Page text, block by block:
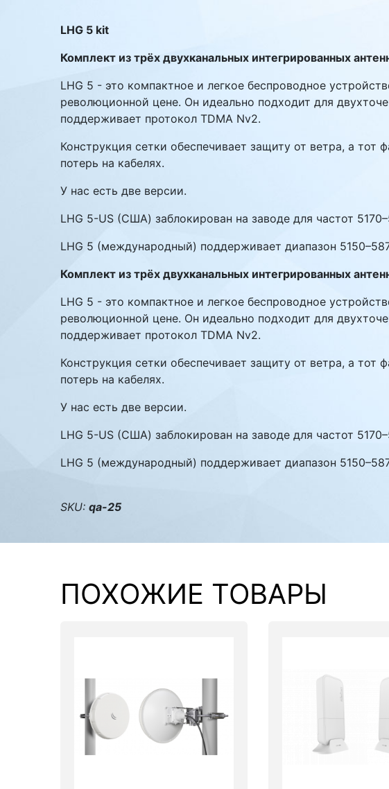
Комплектующие ПК
LHG 5 kit
Комплект из трёх двухканальных интегрированных
LHG 5 - это компактное и легкое беспроводное
революционной цене. Он идеально подходит для
поддерживает протокол TDMA Nv2.
Конструкция сетки обеспечивает защиту от ветра, а тот
потерь на кабелях.
У нас есть две версии.
LHG 5-US (США) заблокирован на заводе для частот
LHG 5 (международный) поддерживает диапазон
Комплект из трёх двухканальных интегрированных
LHG 5 - это компактное и легкое беспроводное
революционной цене. Он идеально подходит для
поддерживает протокол TDMA Nv2.
Конструкция сетки обеспечивает защиту от ветра, а тот
потерь на кабелях.
У нас есть две версии.
LHG 5-US (США) заблокирован на заводе для частот
LHG 5 (международный) поддерживает диапазон
SKU: qa-25
ПОХОЖИЕ ТОВАРЫ